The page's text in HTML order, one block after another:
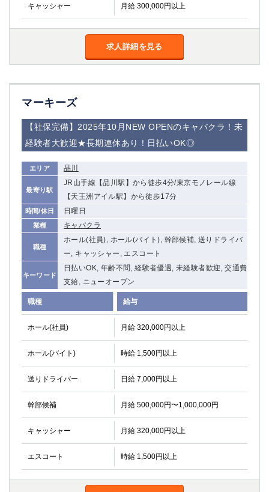
キャッシャー 月給 300,000円以上
求人詳細を見る
マーキーズ
【社保完備】2025年10月NEW OPENのキャバクラ！未
経験者大歓迎★長期連休あり！日払いOK◎
エリア 品川
最寄り駅
JR山手線【品川駅】から徒歩4分/東京モノレール線
【天王洲アイル駅】から徒歩17分
時間/休日 日曜日
業種 キャバクラ
職種
ホール(社員), ホール(バイト), 幹部候補, 送りドライバ
ー, キャッシャー, エスコート
キーワード
日払いOK, 年齢不問, 経験者優遇, 未経験者歓迎, 交通費
支給, ニューオープン
職種 給与
ホール(社員) 月給 320,000円以上
ホール(バイト) 時給 1,500円以上
送りドライバー 日給 7,000円以上
幹部候補 月給 500,000円〜1,000,000円
キャッシャー 月給 320,000円以上
エスコート 時給 1,500円以上